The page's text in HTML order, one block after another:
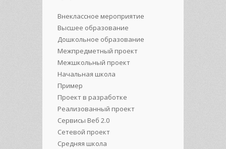
Внеклассное мероприятие
Высшее образование
Дошкольное образование
Межпредметный проект
Межшкольный проект
Начальная школа
Пример
Проект в разработке
Реализованный проект
Сервисы Веб 2.0
Сетевой проект
Средняя школа